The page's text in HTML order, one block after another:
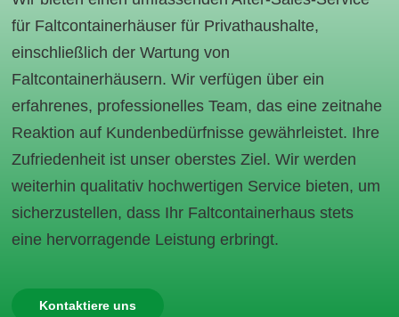
für Faltcontainerhäuser für Privathaushalte,
einschließlich der Wartung von
Faltcontainerhäusern. Wir verfügen über ein
erfahrenes, professionelles Team, das eine zeitnahe
Reaktion auf Kundenbedürfnisse gewährleistet. Ihre
Zufriedenheit ist unser oberstes Ziel. Wir werden
weiterhin qualitativ hochwertigen Service bieten, um
sicherzustellen, dass Ihr Faltcontainerhaus stets
eine hervorragende Leistung erbringt.
Kontaktiere uns